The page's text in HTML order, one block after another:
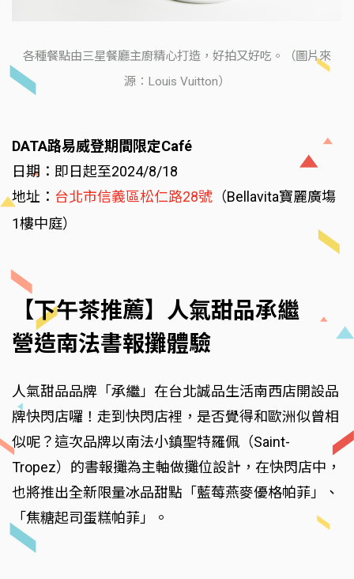
各種餐點由三星餐廳主廚精心打造，好拍又好吃。（圖片來
源：Louis Vuitton）
DATA路易威登期間限定Café
日期：即日起至2024/8/18
地址： 台北市信義區松仁路28號 （Bellavita寶麗廣塲
1樓中庭）
【下午茶推薦】人氣甜品承繼
營造南法書報攤體驗
人氣甜品品牌「承繼」在台北誠品生活南西店開設品
牌快閃店囉！走到快閃店裡，是否覺得和歐洲似曾相
似呢？這次品牌以南法小鎮聖特羅佩（Saint-
Tropez）的書報攤為主軸做攤位設計，在快閃店中，
也將推出全新限量冰品甜點「藍莓燕麥優格帕菲」、
「焦糖起司蛋糕帕菲」。